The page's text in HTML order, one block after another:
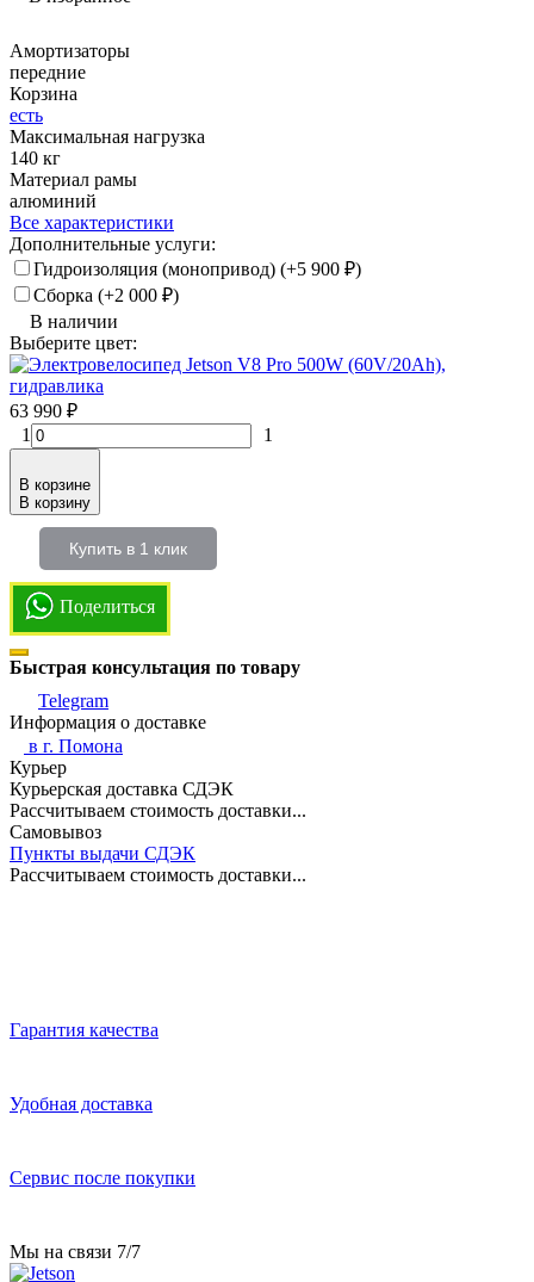
Амортизаторы
передние
Корзина
есть
Максимальная нагрузка
140 кг
Материал рамы
алюминий
Все характеристики
Дополнительные услуги:
Гидроизоляция (монопривод) (+5 900 ₽)
Сборка (+2 000 ₽)
В наличии
Выберите цвет:
63 990 ₽
1
1
В корзине
В корзину
Купить в 1 клик
Поделиться
Быстрая консультация по товару
Telegram
Информация о доставке
в г. Помона
Курьер
Курьерская доставка СДЭК
Рассчитываем стоимость доставки...
Самовывоз
Пункты выдачи СДЭК
Рассчитываем стоимость доставки...
Гарантия качества
Удобная доставка
Сервис после покупки
Мы на связи 7/7